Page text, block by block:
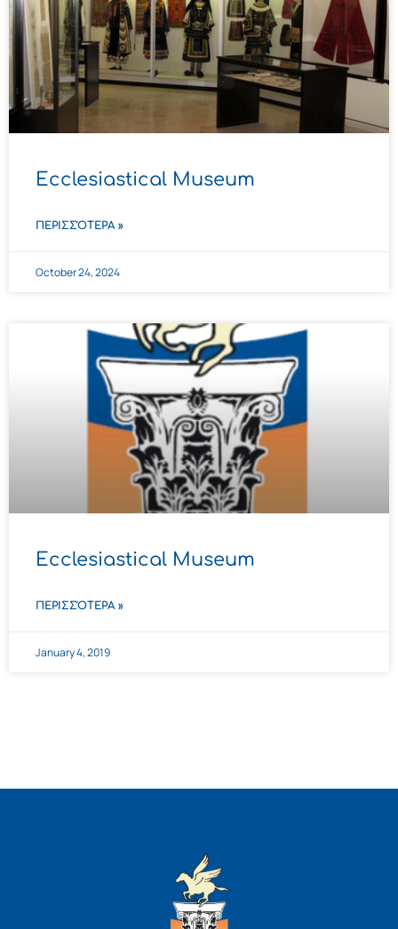
Ecclesiastical Museum
ΠΕΡΙΣΣΌΤΕΡΑ »
October 24, 2024
Ecclesiastical Museum
ΠΕΡΙΣΣΌΤΕΡΑ »
January 4, 2019